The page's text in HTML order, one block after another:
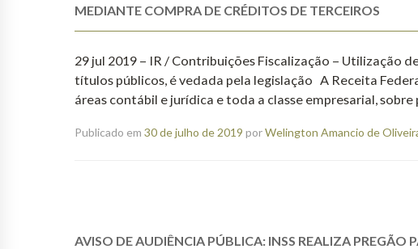
MEDIANTE COMPRA DE CRÉDITOS DE TERCEIROS
29 jul 2019 – IR / Contribuições Fiscalização – Utilização
títulos públicos, é vedada pela legislação A Receita
áreas contábil e jurídica e toda a classe empresarial,
Publicado em 30 de julho de 2019 porWelington Amancio de
AVISO DE AUDIÊNCIA PÚBLICA: INSS REALIZA PREGÃO